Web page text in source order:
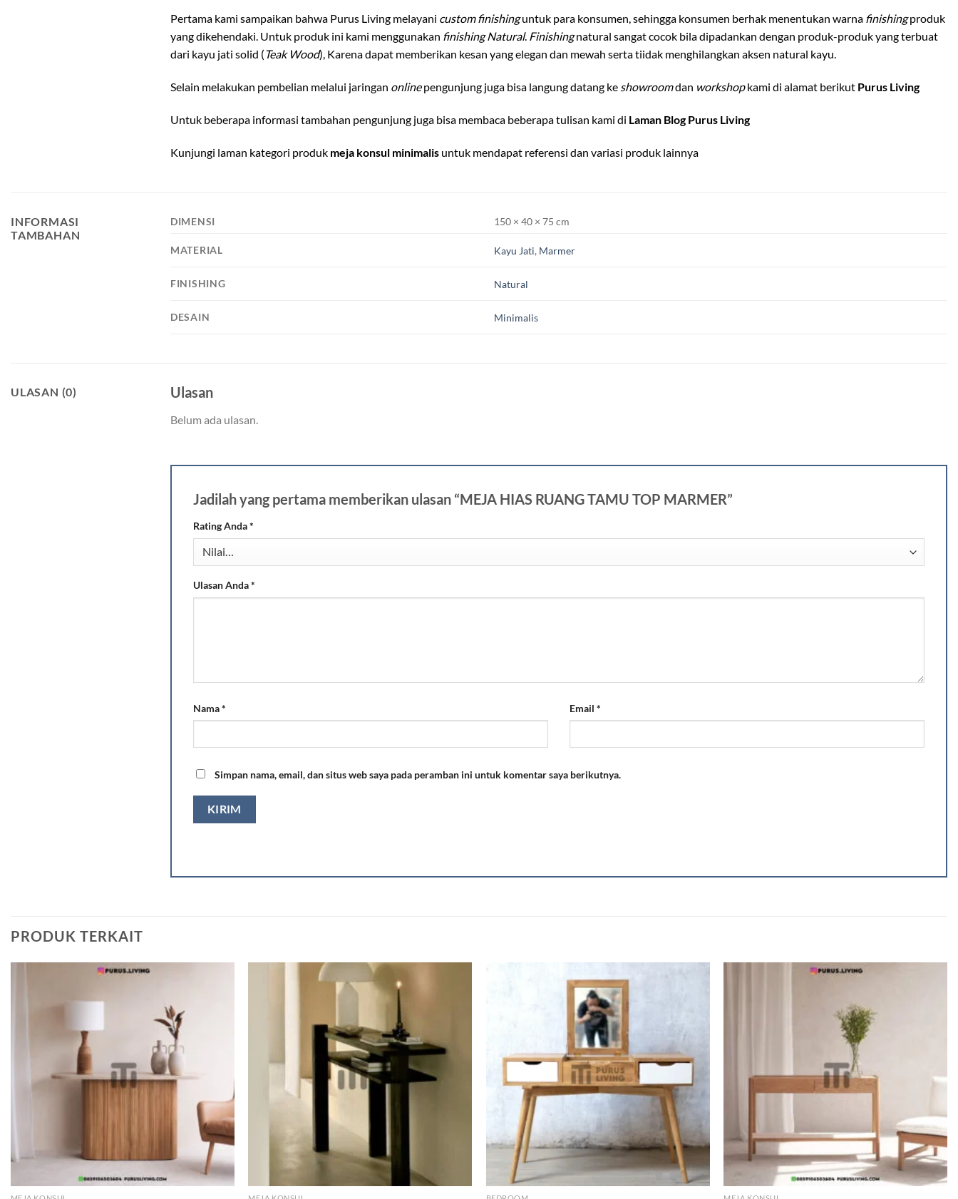
Pertama kami sampaikan bahwa Purus Living melayani custom finishinguntuk para konsumen, sehingga konsumen berhak menentukan warna finishingproduk
yang dikehendaki. Untuk produk ini kami menggunakan finishing Natural. Finishingnatural sangat cocok bila dipadankan dengan produk-produk yang terbuat
dari kayu jati solid (Teak Wood), Karena dapat memberikan kesan yang elegan dan mewah serta tiidak menghilangkan aksen natural kayu.
Selain melakukan pembelian melalui jaringan onlinepengunjung juga bisa langung datang ke showroomdan workshopkami di alamat berikut Purus Living
Untuk beberapa informasi tambahan pengunjung juga bisa membaca beberapa tulisan kami di Laman Blog Purus Living
Kunjungi laman kategori produk meja konsul minimalis untuk mendapat referensi dan variasi produk lainnya
INFORMASI
TAMBAHAN
DIMENSI 150 × 40 × 75 cm
MATERIAL Kayu Jati, Marmer
FINISHING Natural
DESAIN Minimalis
ULASAN (0) Ulasan
Belum ada ulasan.
Jadilah yang pertama memberikan ulasan “MEJA HIAS RUANG TAMU TOP MARMER”
Rating Anda*
Ulasan Anda*
Nama* Email *
Simpan nama, email, dan situs web saya pada peramban ini untuk komentar saya berikutnya.
PRODUK TERKAIT
wishlist